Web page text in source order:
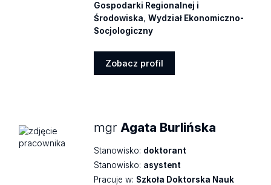
Gospodarki Regionalnej i
Środowiska,Wydział Ekonomiczno-
Socjologiczny
Zobacz profil
mgr Agata Burlińska
Stanowisko: doktorant
Stanowisko: asystent
Pracuje w: Szkoła Doktorska Nauk